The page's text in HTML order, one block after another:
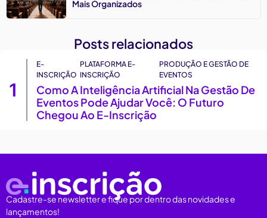
Mais Organizados
Posts relacionados
1
E-
INSCRIÇÃO
PLATAFORMA E-
INSCRIÇÃO
PRODUÇÃO E GESTÃO DE
EVENTOS
Como A Inteligência Artificial Na Gestão De
Eventos Pode Ajudar Você: O Futuro
Chegou Ao E-Inscrição
Cadastre-se newsletter e fique por dentro das novidades e
lançamentos!